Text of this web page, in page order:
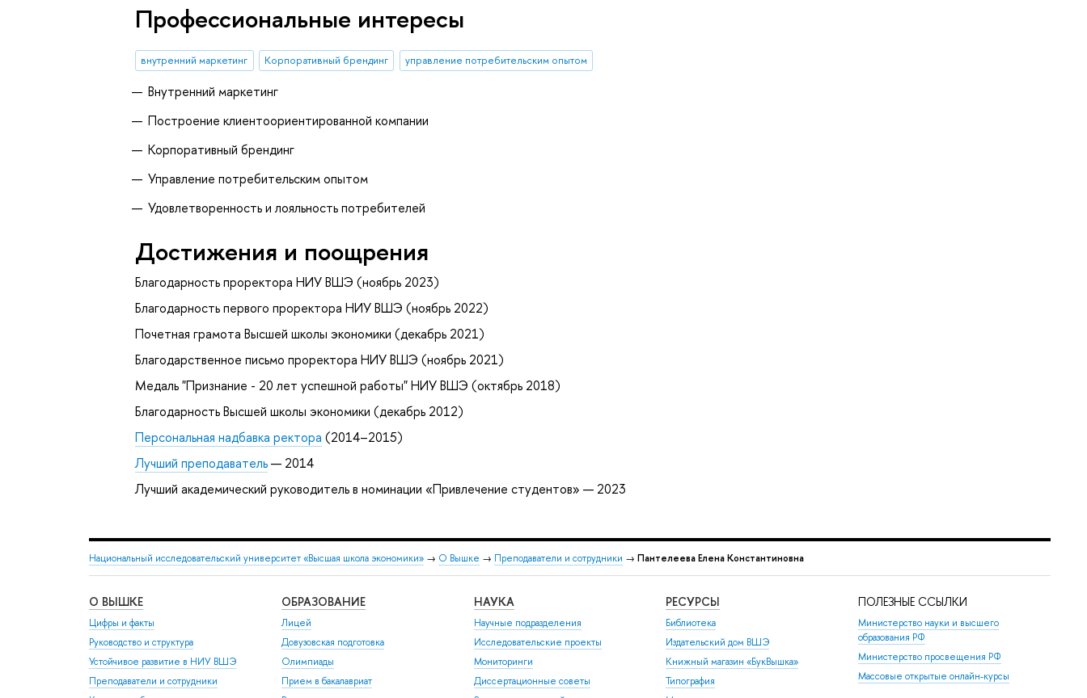
Профессиональные интересы
внутренний маркетинг Корпоративный брендинг управление потребительским опытом
Внутренний маркетинг
Построение клиентоориентированной компании
Корпоративный брендинг
Управление потребительским опытом
Удовлетворенность и лояльность потребителей
Достижения и поощрения
Благодарность проректора НИУ ВШЭ (ноябрь 2023)
Благодарность первого проректора НИУ ВШЭ (ноябрь 2022)
Почетная грамота Высшей школы экономики (декабрь 2021)
Благодарственное письмо проректора НИУ ВШЭ (ноябрь 2021)
Медаль "Признание - 20 лет успешной работы" НИУ ВШЭ (октябрь 2018)
Благодарность Высшей школы экономики (декабрь 2012)
Персональная надбавка ректора (2014–2015)
Лучший преподаватель— 2014
Лучший академический руководитель в номинации «Привлечение студентов» — 2023
Национальный исследовательский университет «Высшая школа экономики» → О Вышке → Преподаватели и сотрудники → Пантелеева Елена Константиновна
О ВЫШКЕ
Цифры и факты
Руководство и структура
Устойчивое развитие в НИУ ВШЭ
Преподаватели и сотрудники
ОБРАЗОВАНИЕ
Лицей
Довузовская подготовка
Олимпиады
Прием в бакалавриат
НАУКА
Научные подразделения
Исследовательские проекты
Мониторинги
Диссертационные советы
РЕСУРСЫ
Библиотека
Издательский дом ВШЭ
Книжный магазин «БукВышка»
Типография
ПОЛЕЗНЫЕ ССЫЛКИ
Министерство науки и высшего
образования РФ
Министерство просвещения РФ
Массовые открытые онлайн-курсы